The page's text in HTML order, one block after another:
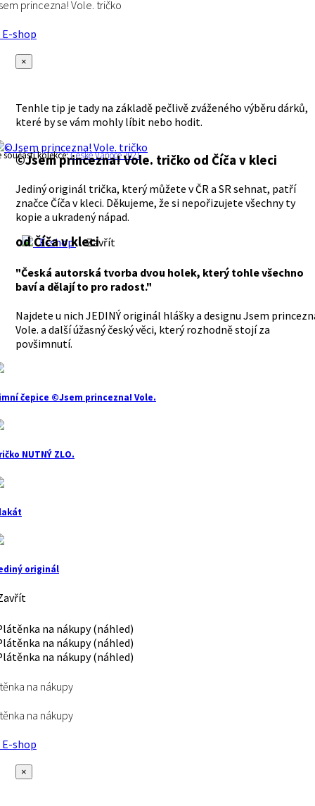
princezna! Vole. tričko
shop
×
Tenhle tip je tady na základě pečlivě zváženého výběru dárků,
které by se vám mohly líbit nebo hodit.
součástí kolekce:České Vánoce 2021
©Jsem princezna! Vole. tričko od Číča v kleci
Jediný originál trička, který můžete v ČR a SR sehnat, patří
značce Číča v kleci. Děkujeme, že si nepořizujete všechny ty
kopie a ukradený nápad.
E-shop Zavřít
od Číča v kleci
"Česká autorská tvorba dvou holek, který tohle všechno
baví a dělají to pro radost."
Najdete u nich JEDINÝ originál hlášky a designu Jsem
Vole. a další úžasný český věci, který rozhodně stojí za
povšimnutí.
čepice ©Jsem princezna! Vole.
NUTNÝ ZLO.
originál
na nákupy
na nákupy
shop
×